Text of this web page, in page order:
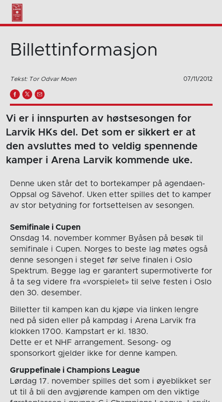
Billettinformasjon
Tekst: Tor Odvar Moen 07/11/2012
Vi er i innspurten av høstsesongen for
Larvik HKs del. Det som er sikkert er at
den avsluttes med to veldig spennende
kamper i Arena Larvik kommende uke.
Denne uken står det to bortekamper på agendaen-
Oppsal og Sävehof. Uken etter spilles det to kamper
av stor betydning for fortsettelsen av sesongen.
Semifinale i Cupen
Onsdag 14. november kommer Byåsen på besøk til
semifinale i Cupen. Norges to beste lag møtes også
denne sesongen i steget før selve finalen i Oslo
Spektrum. Begge lag er garantert supermotiverte for
å ta seg videre fra «vorspielet» til selve festen i Oslo
den 30. desember.
Billetter til kampen kan du kjøpe via linken lengre
ned på siden eller på kampdag i Arena Larvik fra
klokken 1700. Kampstart er kl. 1830.
Dette er et NHF arrangement. Sesong- og
sponsorkort gjelder ikke for denne kampen.
Gruppefinale i Champions League
Lørdag 17. november spilles det som i øyeblikket ser
ut til å bli den avgjørende kampen om den viktige